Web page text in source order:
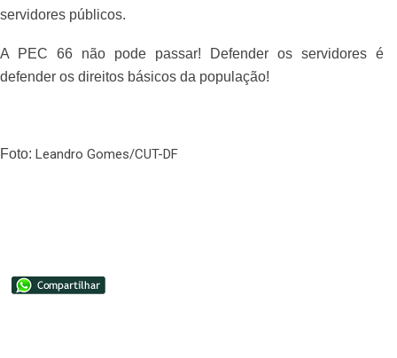
servidores públicos.
A PEC 66 não pode passar! Defender os servidores é
defender os direitos básicos da população!
Foto: Leandro Gomes/CUT-DF